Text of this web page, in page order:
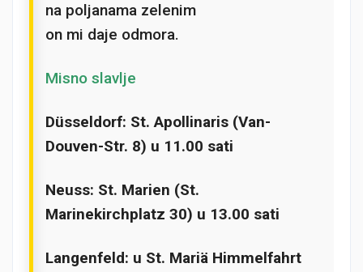
na poljanama zelenim
on mi daje odmora.
Misno slavlje
Düsseldorf: St. Apollinaris (Van-
Douven-Str. 8) u 11.00 sati
Neuss: St. Marien (St.
Marinekirchplatz 30) u 13.00 sati
Langenfeld: u St. Mariä Himmelfahrt